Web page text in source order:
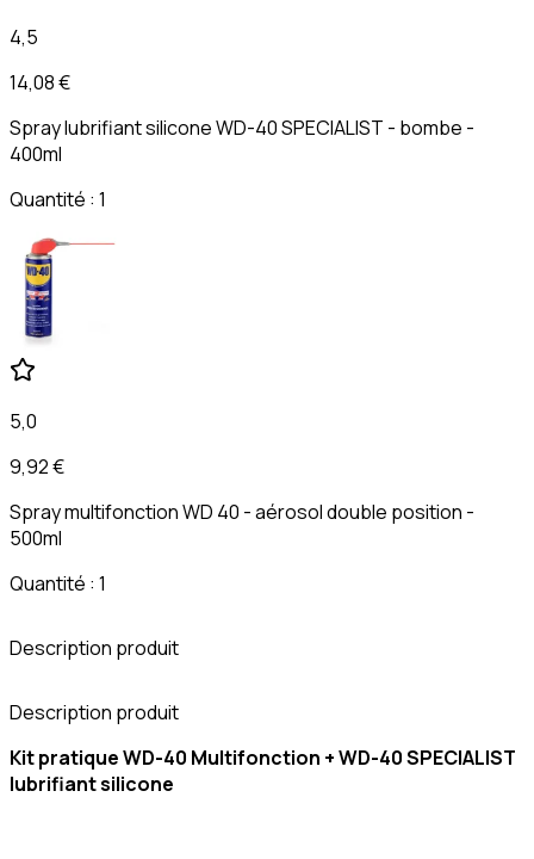
4,5
14,08 €
Spray lubrifiant silicone WD-40 SPECIALIST - bombe -
400ml
Quantité : 1
5,0
9,92 €
Spray multifonction WD 40 - aérosol double position -
500ml
Quantité : 1
Description produit
Description produit
Kit pratique WD-40 Multifonction + WD-40 SPECIALIST
lubrifiant silicone